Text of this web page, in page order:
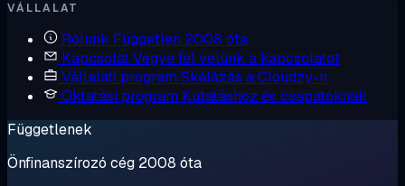
VÁLLALAT
Rólunk Független 2008 óta
KapcsolatVegye fel velünk a kapcsolatot
Vállalati program Skálázás a Cloudzy-n
Oktatási program Kutatáshoz és csapatoknak
Függetlenek
Önfinanszírozó cég 2008 óta